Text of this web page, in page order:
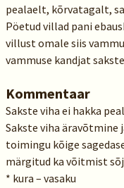
pealaelt, kõrvatagalt,
Pöetud villad pani
villust omale siis
vammuse kandjat
Kommentaar
Sakste viha ei hakka
Sakste viha äravõtmine
toimingu kõige
märgitud ka võitmist
* kura – vasaku